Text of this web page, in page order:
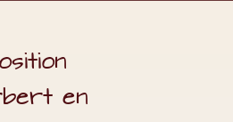
en